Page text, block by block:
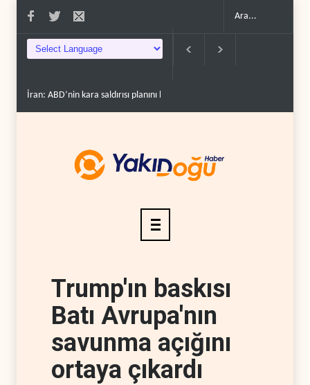
kara saldırısı planını başarısızlı..
Trump'ın baskısı
Batı Avrupa'nın
savunma açığını
ortaya çıkardı